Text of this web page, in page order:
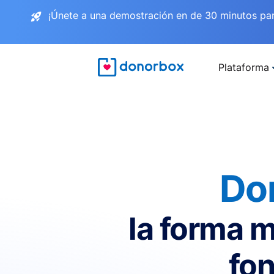
¡Únete a una demostración en de 30 minutos
Plataforma
la forma